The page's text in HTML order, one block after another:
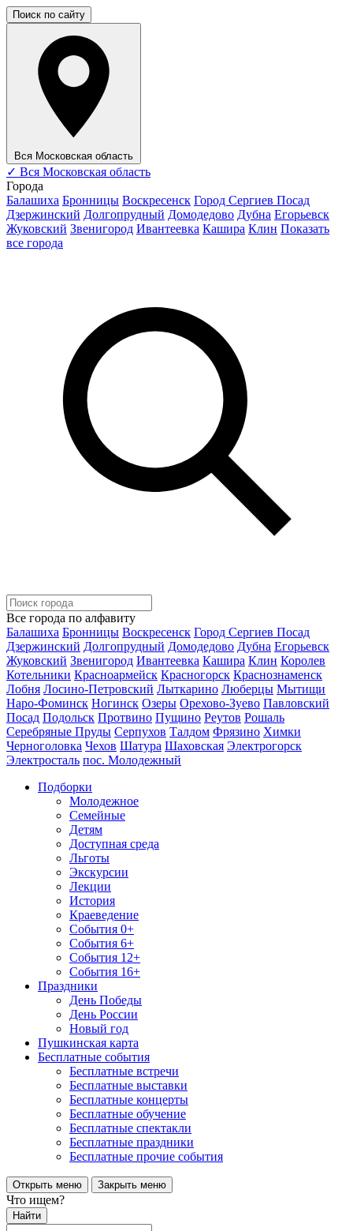
Поиск по сайту
Вся Московская область
✓ Вся Московская область
Города
Балашиха Бронницы Воскресенск Город Сергиев Посад
Дзержинский Долгопрудный Домодедово Дубна Егорьевск
Жуковский Звенигород Ивантеевка Кашира Клин Показать
все города
Все города по алфавиту
Балашиха Бронницы Воскресенск Город Сергиев Посад
Дзержинский Долгопрудный Домодедово Дубна Егорьевск
Жуковский Звенигород Ивантеевка Кашира Клин Королев
Котельники Красноармейск Красногорск Краснознаменск
Лобня Лосино-Петровский Лыткарино Люберцы Мытищи
Наро-Фоминск Ногинск Озеры Орехово-Зуево Павловский
Посад Подольск Протвино Пущино Реутов Рошаль
Серебряные Пруды Серпухов Талдом Фрязино Химки
Черноголовка Чехов Шатура Шаховская Электрогорск
Электросталь пос. Молодежный
Подборки
Молодежное
Семейные
Детям
Доступная среда
Льготы
Экскурсии
Лекции
История
Краеведение
События 0+
События 6+
События 12+
События 16+
Праздники
День Победы
День России
Новый год
Пушкинская карта
Бесплатные события
Бесплатные встречи
Бесплатные выставки
Бесплатные концерты
Бесплатные обучение
Бесплатные спектакли
Бесплатные праздники
Бесплатные прочие события
Открыть меню Закрыть меню
Что ищем?
Найти